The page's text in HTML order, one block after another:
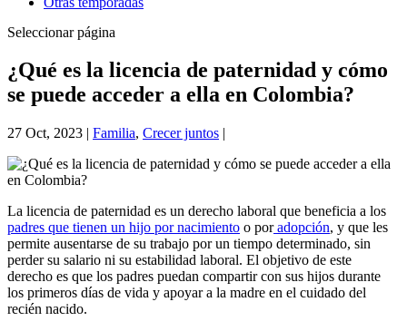
Seleccionar página
¿Qué es la licencia de paternidad y cómo
se puede acceder a ella en Colombia?
27 Oct, 2023 | Familia, Crecer juntos |
La licencia de paternidad es un derecho laboral que beneficia a los
padres que tienen un hijo por nacimiento o poradopción, y que les
permite ausentarse de su trabajo por un tiempo determinado, sin
perder su salario ni su estabilidad laboral. El objetivo de este
derecho es que los padres puedan compartir con sus hijos durante
los primeros días de vida y apoyar a la madre en el cuidado del
recién nacido.